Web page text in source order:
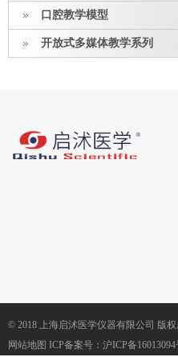
口腔教学模型
开放式多媒体教学系列
© 2018 上海启沭医学仪器有限公司 版
网站地图 ICP备案号： 沪ICP备16013094